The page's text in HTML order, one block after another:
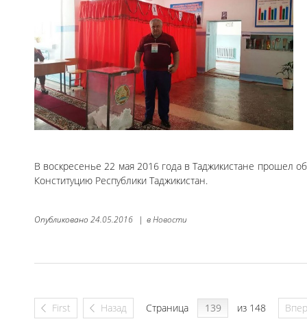
В воскресенье 22 мая 2016 года в Таджикистане
Конституцию Республики Таджикистан.
Опубликовано 24.05.2016 | вНовости
First Назад Страница из 148